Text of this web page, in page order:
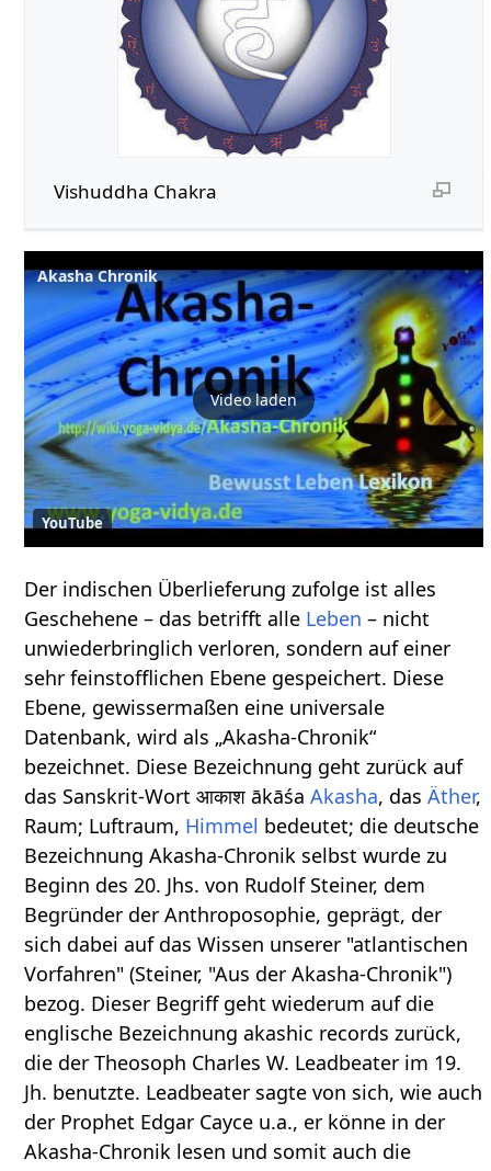
Vishuddha Chakra
Akasha Chronik
Video laden
YouTube
Der indischen Überlieferung zufolge ist alles
Geschehene – das betrifft alle Leben – nicht
unwiederbringlich verloren, sondern auf einer
sehr feinstofflichen Ebene gespeichert. Diese
Ebene, gewissermaßen eine universale
Datenbank, wird als „Akasha-Chronik“
bezeichnet. Diese Bezeichnung geht zurück auf
das Sanskrit-Wort आकाश ākāśaAkasha, dasÄther,
Raum; Luftraum, Himmel bedeutet; die deutsche
Bezeichnung Akasha-Chronik selbst wurde zu
Beginn des 20. Jhs. von Rudolf Steiner, dem
Begründer der Anthroposophie, geprägt, der
sich dabei auf das Wissen unserer "atlantischen
Vorfahren" (Steiner, "Aus der Akasha-Chronik")
bezog. Dieser Begriff geht wiederum auf die
englische Bezeichnung akashic records zurück,
die der Theosoph Charles W. Leadbeater im 19.
Jh. benutzte. Leadbeater sagte von sich, wie auch
der Prophet Edgar Cayce u.a., er könne in der
Akasha-Chronik lesen und somit auch die